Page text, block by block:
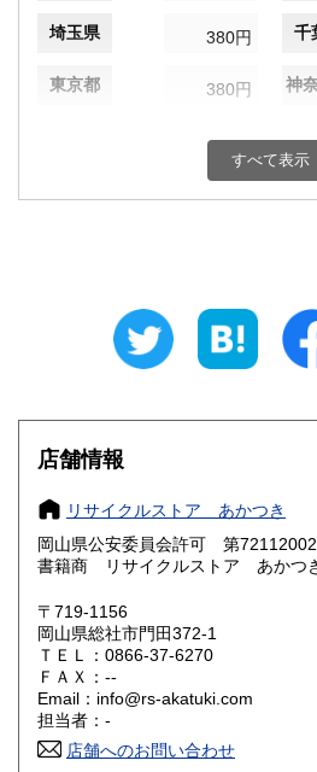
埼玉県 380円 千
東京都 380円 神
380円 富
380円 三
大阪府
奈良県 380円
鳥取県 380円 島
岡山県
山口県 380円
香川県
高知県 380円
すべて表示
店舗情報
リサイクルストア あかつき
岡山県公安委員会許可 第
書籍商 リサイクルストア あかつ
〒719-1156
岡山県総社市門田372-1
ＴＥＬ：0866-37-6270
ＦＡＸ：--
Email：info@rs-akatuki.com
担当者：-
店舗へのお問い合わせ